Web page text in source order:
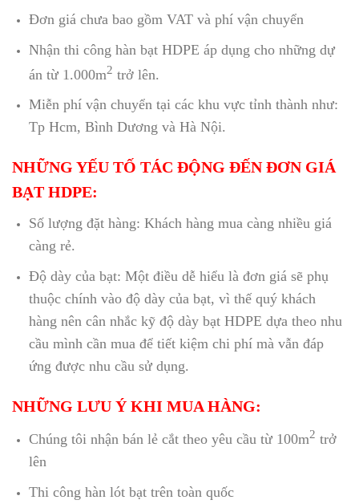
Đơn giá chưa bao gồm VAT và phí vận chuyển
Nhận thi công hàn bạt HDPE áp dụng cho những dự
án từ 1.000m2 trở lên.
Miễn phí vận chuyển tại các khu vực tỉnh thành như:
Tp Hcm, Bình Dương và Hà Nội.
NHỮNG YẾU TỐ TÁC ĐỘNG ĐẾN ĐƠN GIÁ
BẠT HDPE:
Số lượng đặt hàng: Khách hàng mua càng nhiều giá
càng rẻ.
Độ dày của bạt: Một điều dễ hiểu là đơn giá sẽ phụ
thuộc chính vào độ dày của bạt, vì thế quý khách
hàng nên cân nhắc kỹ độ dày bạt HDPE dựa theo nhu
cầu mình cần mua để tiết kiệm chi phí mà vẫn đáp
ứng được nhu cầu sử dụng.
NHỮNG LƯU Ý KHI MUA HÀNG:
Chúng tôi nhận bán lẻ cắt theo yêu cầu từ 100m2 trở
lên
Thi công hàn lót bạt trên toàn quốc